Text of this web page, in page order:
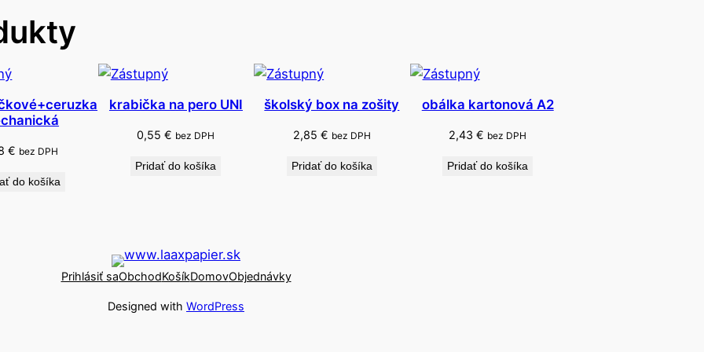
€ bez DPH
do košíka
krabička na pero UNI
0,55€ bez DPH
Pridať do košíka
školský box na zošity
2,85 € bez DPH
Pridať do košíka
obálka kartonová A2
2,43€ bez DPH
Pridať do košíka
Prihlásiť saObchodKošíkDomovObjednávky
Designed with WordPress